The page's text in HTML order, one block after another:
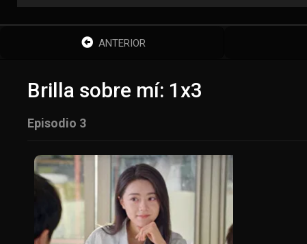
ANTERIOR
Brilla sobre mí: 1x3
Episodio 3